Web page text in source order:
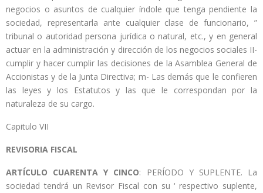
negocios o asuntos de cualquier índole que tenga pendiente la
sociedad, representarla ante cualquier clase de funcionario, ”
tribunal o autoridad persona jurídica o natural, etc., y en general
actuar en la administración y dirección de los negocios sociales II-
cumplir y hacer cumplir las decisiones de la Asamblea General de
Accionistas y de la Junta Directiva; m- Las demás que le confieren
las leyes y los Estatutos y las que le correspondan por la
naturaleza de su cargo.
Capitulo VII
REVISORIA FISCAL
ARTÍCULO CUARENTA Y CINCO: PERÍODO Y SUPLENTE. La
sociedad tendrá un Revisor Fiscal con su ‘ respectivo suplente,